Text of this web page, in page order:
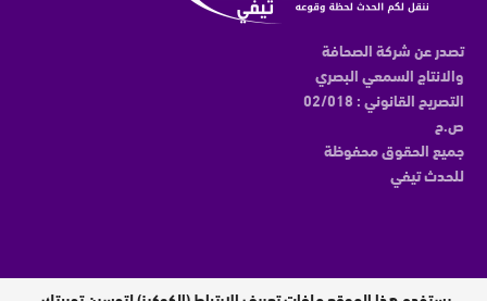
تصدر عن شركة الصحافة
والانتاج السمعي البصري
التصريح القانوني : 02/018
ص.ح
جميع الحقوق محفوظة
للحدث تيفي